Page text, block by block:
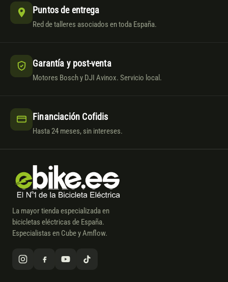
Puntos de entrega
Red de talleres asociados en toda España.
Garantía y post-venta
Motores Bosch y DJI Avinox. Servicio local.
Financiación Cofidis
Hasta 24 meses, sin intereses.
La mayor tienda especializada en
bicicletas eléctricas de España.
Especialistas en Cube y Amflow.